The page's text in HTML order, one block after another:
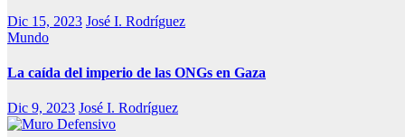
Dic 15, 2023 José I. Rodríguez
Mundo
La caída del imperio de las ONGs en Gaza
Dic 9, 2023 José I. Rodríguez